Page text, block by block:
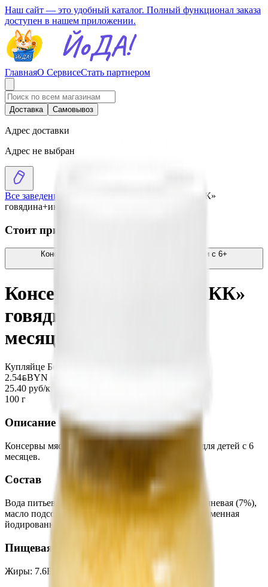
Наш сайт — это удобный каталог. Полный функционал заказа
доступен в нашем приложении.
ГлавнаяО СервисеСтать партнером
Доставка Самовывоз
Адрес доставки
Адрес не выбран
Все заведения
Консервы мясные «ОМКК»
говядина+индейка с 6 месяцев
Стоит присмотреться
Консервы ОМКК пюре из мяса индейки-овощи с 6+
Консервы мясные «ОМКК»
говядина+индейка с 6
месяцев
Купляйце Беларускае
2.54BYNBYN
25.40 руб/кг
100 г
Описание
Консервы мясные из мяса говядины и индейки для детей с 6
месяцев.
Состав
Вода питьевая, говядина, мясо индеек, крупа гречневая (7%),
масло подсолнечное, соль поваренная пищевая каменная
йодированная.
Пищевая ценность на 100г
Жиры: 7.6Белки